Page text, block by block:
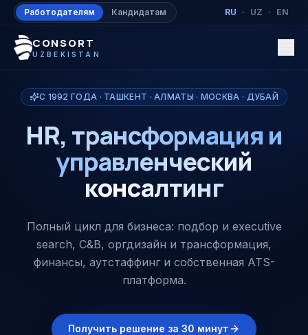
Перейти к содержимому
Работодателям Кандидатам RU · UZ · EN
CONSORT
UZBEKISTAN
С 1992 ГОДА · ТАШКЕНТ · АЛМАТЫ · МОСКВА · ДУБАЙ
HR, трансформация и
управленческий
консалтинг
Полный цикл для бизнеса: подбор и executive
search, C&B, оргдизайн и трансформация,
финансы, аутстаффинг и собственная ATS-
платформа.
Получить решение за 30 минут